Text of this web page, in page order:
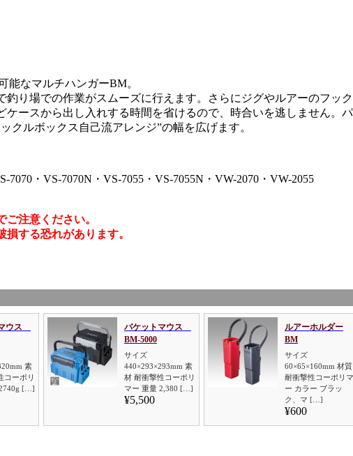
能なマルチハンガーBM。
り場での作業がスムーズに行えます。さらにジグやルアーのフッ
ースから出し入れする時間を省けるので、時合いを逃しません。
クルボックス自己流アレンジ”の幅を広げます。
・VS-7070N・VS-7055・VS-7055N・VW-2070・VW-2055
注意ください。
する恐れがあります。
ウス
素
コーポリ
[…]
バケットマウス
BM-5000
サイズ
440×293×293mm 素
材 耐衝撃性コーポリ
マー 重量 2,380 […]
¥5,500
ルアーホルダー
BM
サイズ
60×65×160mm 材質
耐衝撃性コーポリマ
ー カラー ブラッ
ク、マ […]
¥600